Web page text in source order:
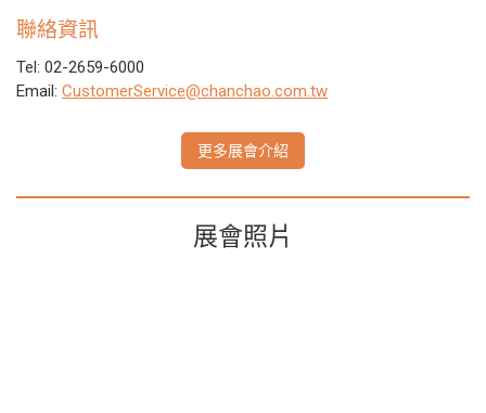
聯絡資訊
Tel: 02-2659-6000
Email: CustomerService@chanchao.com.tw
更多展會介紹
展會照片